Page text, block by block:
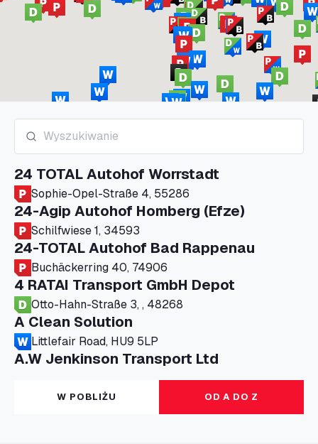
24 TOTAL Autohof Worrstadt
Sophie-Opel-Straße 4, 55286
24-Agip Autohof Homberg (Efze)
Schilfwiese 1, 34593
24-TOTAL Autohof Bad Rappenau
Buchäckerring 40, 74906
4 RATAI Transport GmbH Depot
Otto-Hahn-Straße 3, , 48268
A Clean Solution
Littlefair Road, HU9 5LP
A.W Jenkinson Transport Ltd
Progress House, ME11 5GA
A+G Nettetal - Depot Parking
Am Panneschopp 7, 41334
W POBLIŻU OD A DO Z